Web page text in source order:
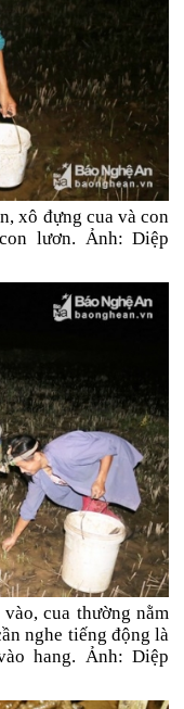
xô đựng cua và con
lươn. Ảnh: Diệp
cua thường nằm
nghe tiếng động là
hang. Ảnh: Diệp